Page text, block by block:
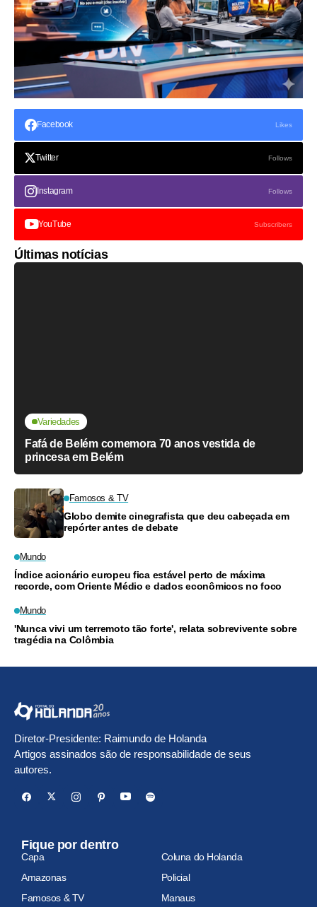
Facebook Likes
Twitter Follows
Instagram Follows
YouTube Subscribers
Últimas notícias
Variedades
Fafá de Belém comemora 70 anos vestida de
princesa em Belém
Famosos & TV
Globo demite cinegrafista que deu cabeçada em
repórter antes de debate
Mundo
Índice acionário europeu fica estável perto de máxima
recorde, com Oriente Médio e dados econômicos no foco
Mundo
'Nunca vivi um terremoto tão forte', relata sobrevivente sobre
tragédia na Colômbia
Diretor-Presidente: Raimundo de Holanda
Artigos assinados são de responsabilidade de seus
autores.
Fique por dentro
Capa
Coluna do Holanda
Amazonas
Policial
Famosos & TV
Manaus